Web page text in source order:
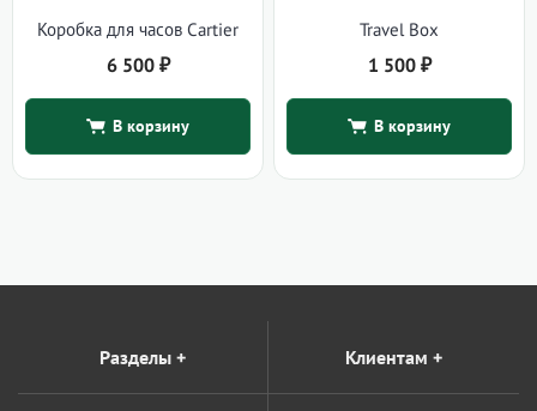
Коробка для часов Cartier
6 500 ₽
В корзину
Travel Box
1 500 ₽
В корзину
Разделы + Клиентам +